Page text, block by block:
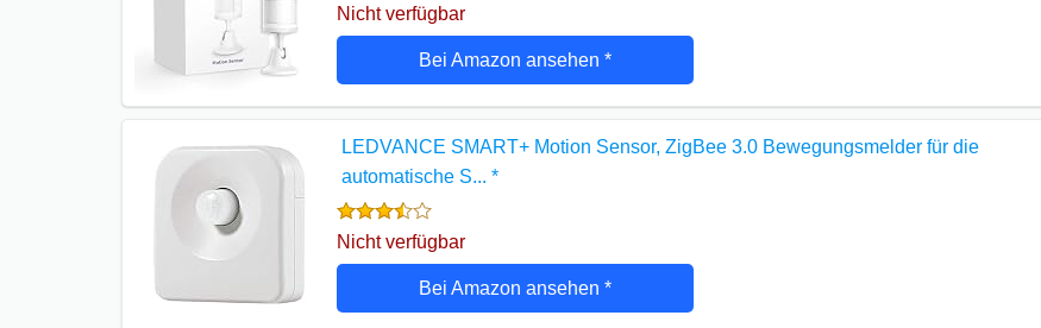
Nicht verfügbar
Bei Amazon ansehen *
LEDVANCE SMART+ Motion Sensor, ZigBee 3.0 Bewegungsmelder für die
automatische S... *
Nicht verfügbar
Bei Amazon ansehen *